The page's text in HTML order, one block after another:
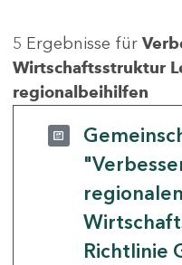
5 Ergebnisse für
Wirtschaftsstruktur
regionalbeihilfen
regionalen
Richtlinie